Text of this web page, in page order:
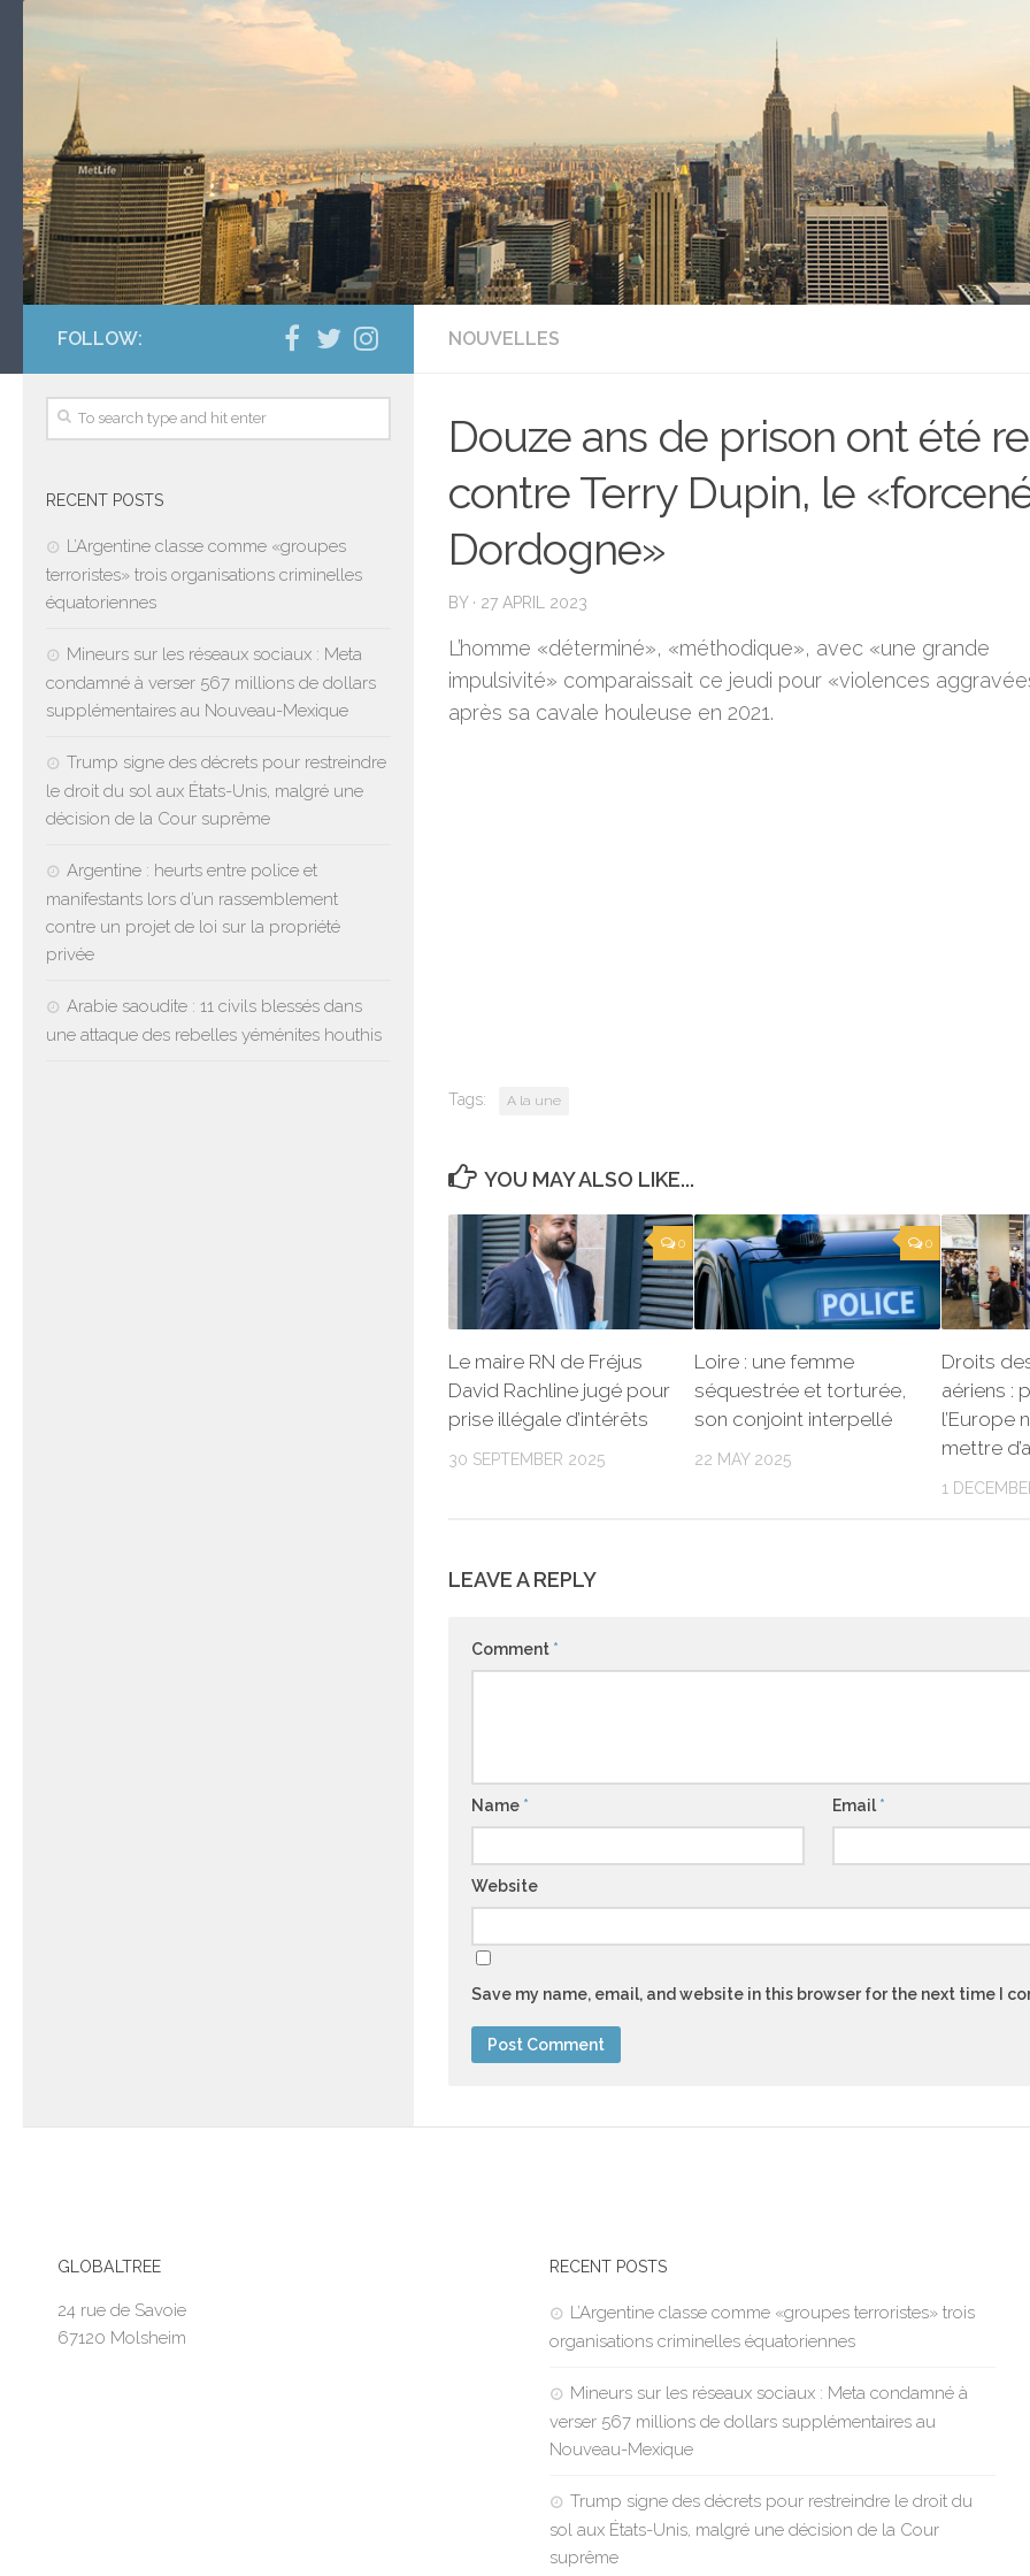
NOUVELLES
Douze ans de prison ont été
contre Terry Dupin, le
Dordogne»
BY · 27 APRIL 2023
L’homme «déterminé», «méthodique», avec «une grande
impulsivité» comparaissait ce jeudi pour «violences
après sa cavale houleuse en 2021.
Tags: A la une
YOU MAY ALSO LIKE...
0
Le maire RN de Fréjus
David Rachline jugé pour
prise illégale d’intérêts
30 SEPTEMBER 2025
0
Loire : une femme
séquestrée et torturée,
son conjoint interpellé
22 MAY 2025
Droits
aériens :
l’Europe
mettre
1
LEAVE A REPLY
Comment *
Name * Email*
Website
Save my name, email, and website in this browser for the next time I
FOLLOW:
RECENT POSTS
L’Argentine classe comme «groupes
terroristes» trois organisations criminelles
équatoriennes
Mineurs sur les réseaux sociaux : Meta
condamné à verser 567 millions de dollars
supplémentaires au Nouveau-Mexique
Trump signe des décrets pour restreindre
le droit du sol aux États-Unis, malgré une
décision de la Cour suprême
Argentine : heurts entre police et
manifestants lors d’un rassemblement
contre un projet de loi sur la propriété
privée
Arabie saoudite : 11 civils blessés dans
une attaque des rebelles yéménites houthis
GLOBALTREE
24 rue de Savoie
67120 Molsheim
RECENT POSTS
L’Argentine classe comme «groupes terroristes» trois
organisations criminelles équatoriennes
Mineurs sur les réseaux sociaux : Meta condamné à
verser 567 millions de dollars supplémentaires au
Nouveau-Mexique
Trump signe des décrets pour restreindre le droit du
sol aux États-Unis, malgré une décision de la Cour
suprême